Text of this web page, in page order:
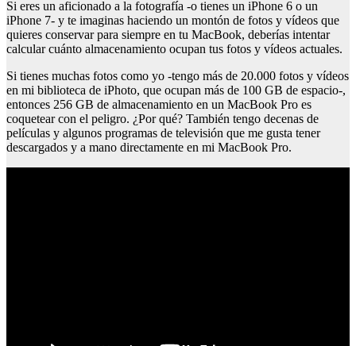
Si eres un aficionado a la fotografía -o tienes un iPhone 6 o un
iPhone 7- y te imaginas haciendo un montón de fotos y vídeos que
quieres conservar para siempre en tu MacBook, deberías intentar
calcular cuánto almacenamiento ocupan tus fotos y vídeos actuales.
Si tienes muchas fotos como yo -tengo más de 20.000 fotos y vídeos
en mi biblioteca de iPhoto, que ocupan más de 100 GB de espacio-,
entonces 256 GB de almacenamiento en un MacBook Pro es
coquetear con el peligro. ¿Por qué? También tengo decenas de
películas y algunos programas de televisión que me gusta tener
descargados y a mano directamente en mi MacBook Pro.